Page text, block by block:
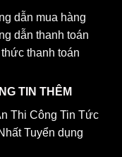
dẫn mua hàng
dẫn thanh toán
thanh toán
TIN THÊM
Thi Công Tin Tức
Tuyển dụng